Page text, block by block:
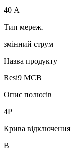
40 А
Тип мережі
змінний струм
Назва продукту
Resi9 MCB
Опис полюсів
4P
Крива відключення
B